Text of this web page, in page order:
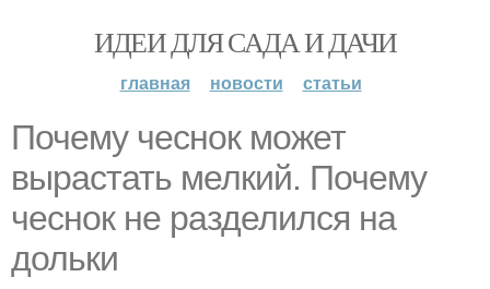
ИДЕИ ДЛЯ САДА И ДАЧИ
главная новости статьи
Почему чеснок может
вырастать мелкий. Почему
чеснок не разделился на
дольки